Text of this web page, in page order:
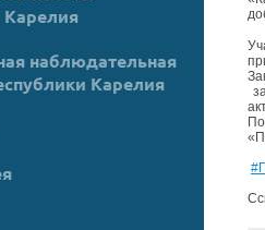
Карелия
наблюдательная
Карелия